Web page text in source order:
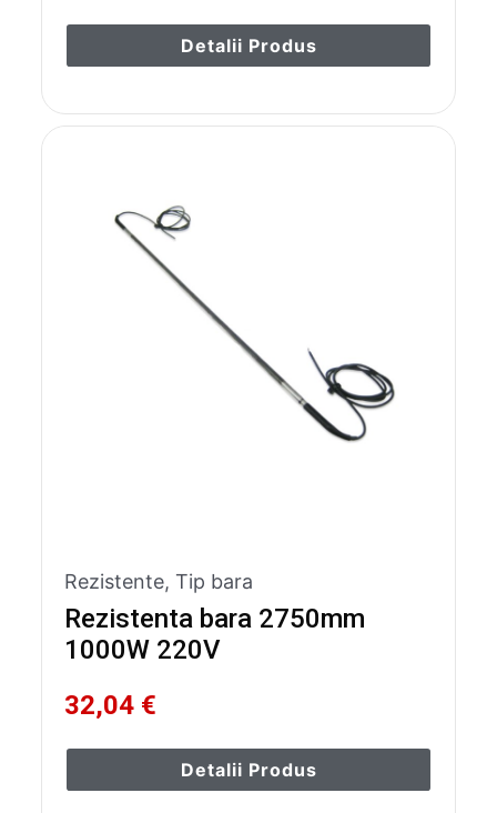
Detalii Produs
Rezistente,Tip bara
Rezistenta bara 2750mm
1000W 220V
32,04 €
Detalii Produs